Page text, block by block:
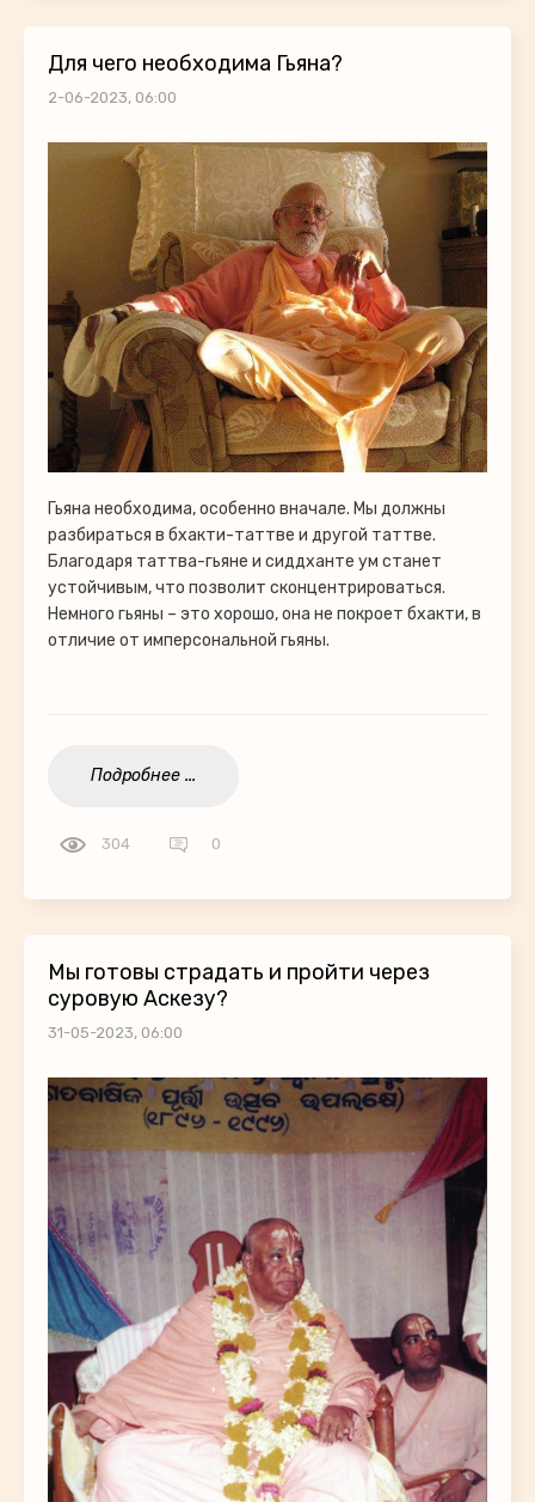
Для чего необходима Гьяна?
2-06-2023, 06:00
Гьяна необходима, особенно вначале. Мы должны
разбираться в бхакти-таттве и другой таттве.
Благодаря таттва-гьяне и сиддханте ум станет
устойчивым, что позволит сконцентрироваться.
Немного гьяны – это хорошо, она не покроет бхакти, в
отличие от имперсональной гьяны.
Подробнее ...
304 0
Мы готовы страдать и пройти через
суровую Аскезу?
31-05-2023, 06:00